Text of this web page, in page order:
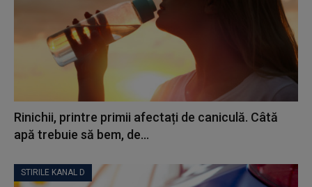
Rinichii, printre primii afectați de caniculă. Câtă
apă trebuie să bem, de...
STIRILE KANAL D